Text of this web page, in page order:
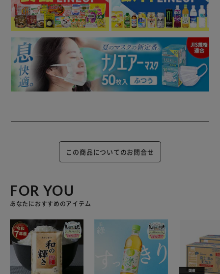
この商品についてのお問合せ
FOR YOU
あなたにおすすめのアイテム